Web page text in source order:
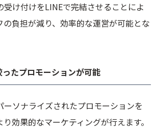
受け付けをLINEで完結させることによ
の負担が減り、効率的な運営が可能とな
たプロモーションが可能
ソナライズされたプロモーションを
効果的なマーケティングが行えます。